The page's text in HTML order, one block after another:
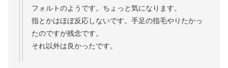
フォルトのようです。ちょっと気になります。
指とかはほぼ反応しないです。手足の指毛やりたかっ
たのですが残念です。
それ以外は良かったです。